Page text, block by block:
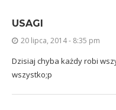
USAGI
20 lipca, 2014 - 8:35 pm
Dzisiaj chyba każdy robi
wszystko;p